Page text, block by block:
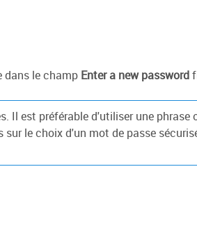
dans le champ Enter a new password
Il est préférable d'utiliser une phrase
le choix d'un mot de passe